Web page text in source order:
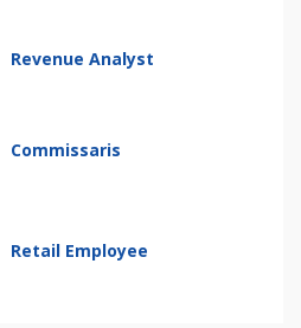
Revenue Analyst
Commissaris
Retail Employee